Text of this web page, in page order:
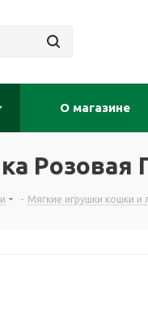
О магазине
Розовая
- Мягкие игрушки кошки и